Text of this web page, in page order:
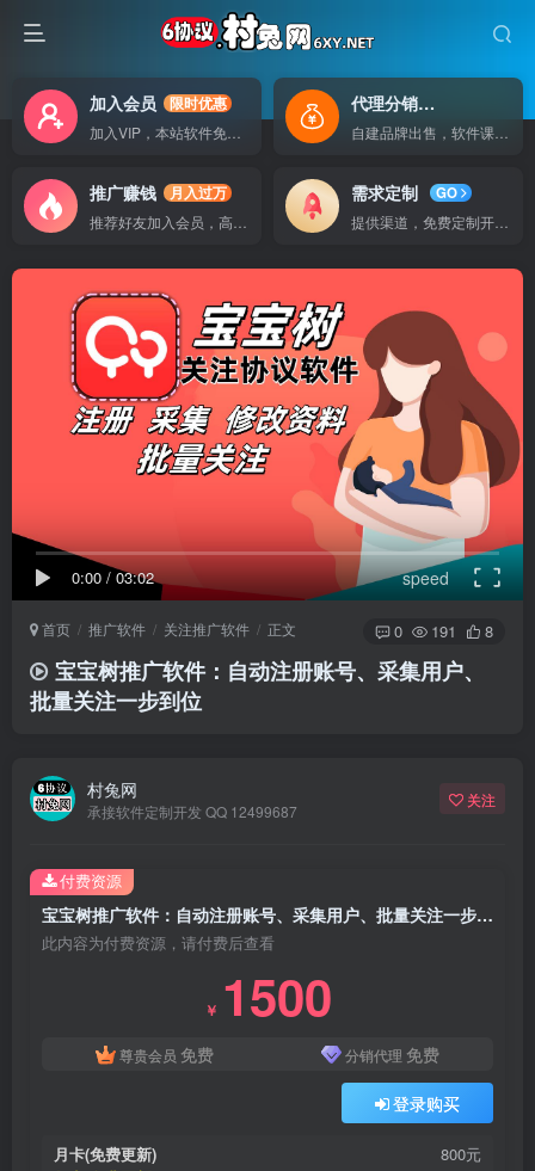
加入会员
限时优惠
代理分销自己做老板
推广赚钱
月入过万
需求定制
GO
0:00 / 03:02 speed
首页 推广软件 关注推广软件 正文 0 191 8
宝宝树推广软件：自动注册账号、采集用户、
批量关注一步到位
村兔网
承接软件定制开发 QQ 12499687
关注
宝宝树推广软件：自动注册账号、采集用户、批量关注一步到位
此内容为付费资源，请付费后查看
￥ 1500
尊贵会员 免费 分销代理 免费
登录购买
月卡(免费更新)
800元
付费资源